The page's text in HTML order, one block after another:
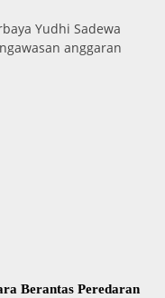
Yudhi Sadewa
anggaran
Berantas Peredaran